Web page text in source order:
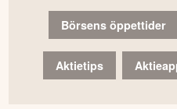
Börsens öppettider
Aktietips